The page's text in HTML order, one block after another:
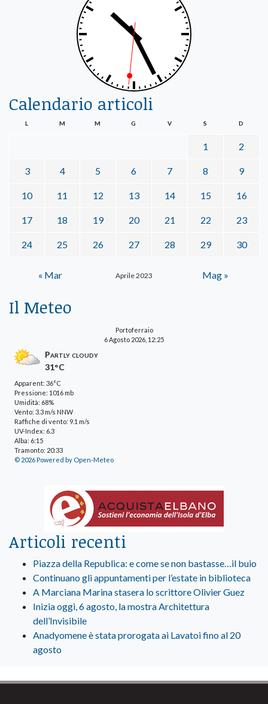
Calendario articoli
Aprile 2023
L M M G V S D
1 2
3 4 5 6 7 8 9
10 11 12 13 14 15 16
17 18 19 20 21 22 23
24 25 26 27 28 29 30
« Mar Mag »
Il Meteo
Portoferraio
6 Agosto 2026, 12:25
Partly cloudy
31°C
Apparent: 36°C
Pressione: 1016 mb
Umidità: 68%
Vento: 3.3 m/s NNW
Raffiche di vento: 9.1 m/s
UV-Index: 6.3
Alba: 6:15
Tramonto: 20:33
© 2026 Powered by Open-Meteo
Articoli recenti
Piazza della Republica: e come se non bastasse…il buio
Continuano gli appuntamenti per l’estate in biblioteca
A Marciana Marina stasera lo scrittore Olivier Guez
Inizia oggi, 6 agosto, la mostra Architettura
dell’Invisibile
Anadyomene è stata prorogata ai Lavatoi fino al 20
agosto